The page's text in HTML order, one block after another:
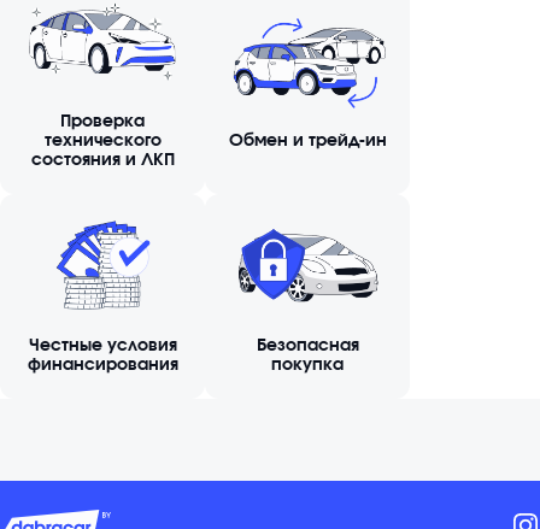
Проверка
технического
состояния и ЛКП
Обмен и трейд-ин
Честные условия
финансирования
Безопасная
покупка